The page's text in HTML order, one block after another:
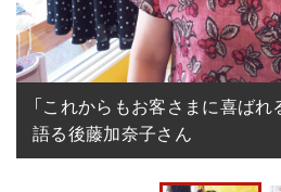
「これからもお客さまに喜ばれ
語る後藤加奈子さん